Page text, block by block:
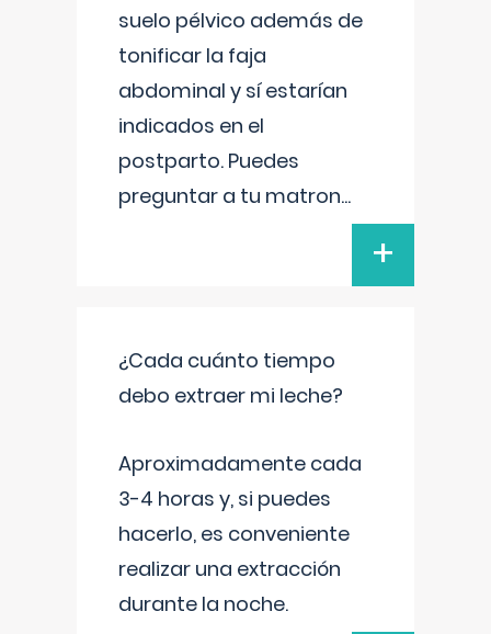
suelo pélvico además de
tonificar la faja
abdominal y sí estarían
indicados en el
postparto. Puedes
preguntar a tu matron...
+
¿Cada cuánto tiempo
debo extraer mi leche?
Aproximadamente cada
3-4 horas y, si puedes
hacerlo, es conveniente
realizar una extracción
durante la noche.